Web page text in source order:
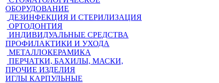
ОБОРУДОВАНИЕ
ДЕЗИНФЕКЦИЯ И СТЕРИЛИЗАЦИЯ
ОРТОДОНТИЯ
ИНДИВИДУАЛЬНЫЕ СРЕДСТВА
ПРОФИЛАКТИКИ И УХОДА
МЕТАЛЛОКЕРАМИКА
ПЕРЧАТКИ, БАХИЛЫ, МАСКИ,
ПРОЧИЕ ИЗДЕЛИЯ
ИГЛЫ КАРПУЛЬНЫЕ